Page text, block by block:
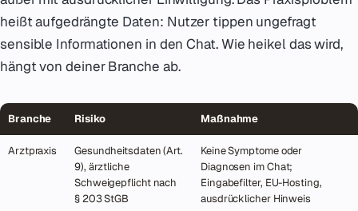
heißt aufgedrängte Daten: Nutzer tippen ungefragt
sensible Informationen in den Chat. Wie heikel das wird,
hängt von deiner Branche ab.
Branche Risiko Maßnahme
Arztpraxis
Gesundheitsdaten (Art.
9), ärztliche
Schweigepflicht nach
§ 203 StGB
Keine Symptome oder
Diagnosen im Chat;
Eingabefilter, EU-Hosting,
ausdrücklicher Hinweis